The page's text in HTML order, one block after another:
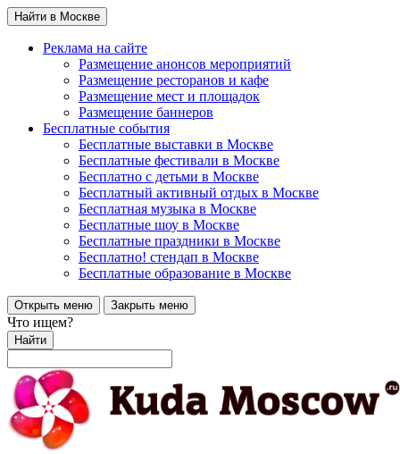
Найти в Москве
Реклама на сайте
Размещение анонсов мероприятий
Размещение ресторанов и кафе
Размещение мест и площадок
Размещение баннеров
Бесплатные события
Бесплатные выставки в Москве
Бесплатные фестивали в Москве
Бесплатно с детьми в Москве
Бесплатный активный отдых в Москве
Бесплатная музыка в Москве
Бесплатные шоу в Москве
Бесплатные праздники в Москве
Бесплатно! стендап в Москве
Бесплатные образование в Москве
Открыть меню Закрыть меню
Что ищем?
Найти